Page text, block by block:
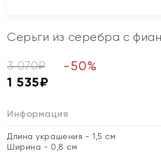
Серьги из серебра с
3 070₽ -50%
1 535₽
Информация
Длина украшения - 1,5 см
Ширина - 0,8 см